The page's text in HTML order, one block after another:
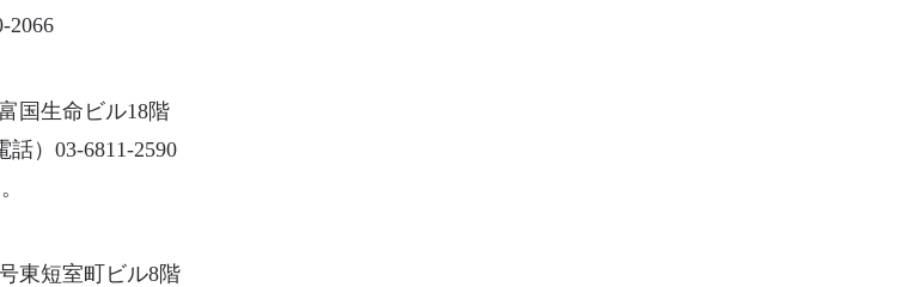
国生命ビル18階
）03-6811-2590
東短室町ビル8階